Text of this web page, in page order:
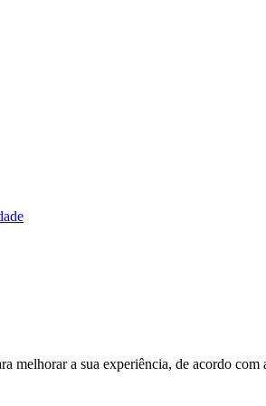
a sua experiência, de acordo